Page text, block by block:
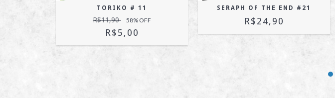
TORIKO # 11
R$11,90 58% OFF
R$5,00
SERAPH OF THE END #21
R$24,90